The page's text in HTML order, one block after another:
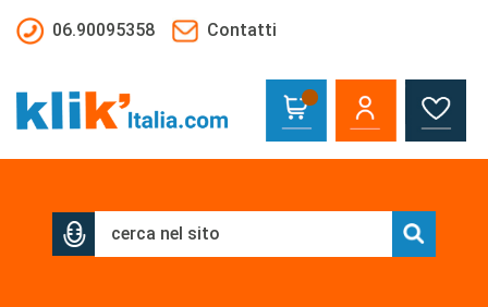
06.90095358
Contatti